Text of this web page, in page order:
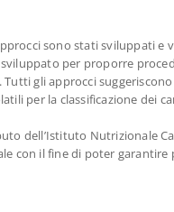
sono stati sviluppati e
sviluppato per proporre
Tutti gli approcci
per la classificazione dei
dell’Istituto
con il fine di poter